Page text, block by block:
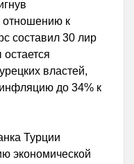
отношению к
составил 30 лир
властей,
до 34% к
Турции
экономической